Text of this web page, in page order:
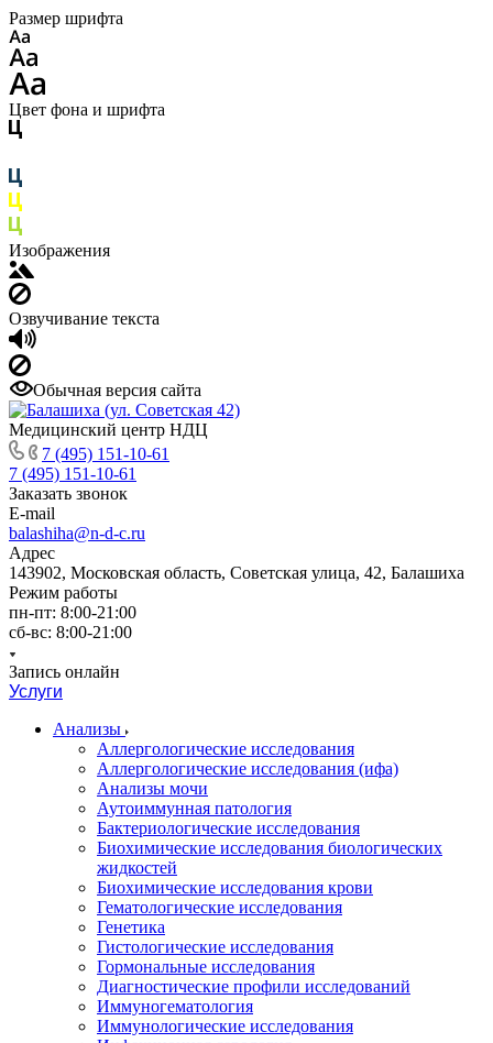
Размер шрифта
Цвет фона и шрифта
Изображения
Озвучивание текста
Обычная версия сайта
Медицинский центр НДЦ
7 (495) 151-10-61
7 (495) 151-10-61
Заказать звонок
E-mail
balashiha@n-d-c.ru
Адрес
143902, Московская область, Советская улица, 42, Балашиха
Режим работы
пн-пт: 8:00-21:00
сб-вс: 8:00-21:00
Запись онлайн
Услуги
Анализы
Аллергологические исследования
Аллергологические исследования (ифа)
Анализы мочи
Аутоиммунная патология
Бактериологические исследования
Биохимические исследования биологических
жидкостей
Биохимические исследования крови
Гематологические исследования
Генетика
Гистологические исследования
Гормональные исследования
Диагностические профили исследований
Иммуногематология
Иммунологические исследования